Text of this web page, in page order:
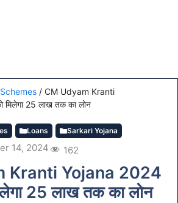
/ CM Udyam Kranti
25 लाख तक का लोन
Loans Sarkari Yojana
14, 2024 162
Kranti Yojana 2024
25 लाख तक का लोन